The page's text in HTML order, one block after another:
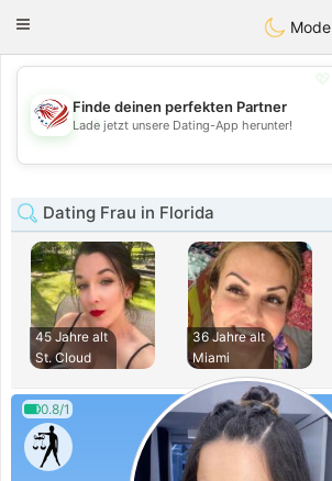
Dating
Toggle
Mode
💖
💕
Finde deinen perfekten Partner
Lade jetzt unsere Dating-App herunter!
Dating Frau in Florida
45 Jahre alt
St. Cloud
36 Jahre alt
Miami
0.8/1